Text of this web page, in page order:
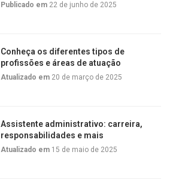
Publicado em 22 de junho de 2025
Conheça os diferentes tipos de
profissões e áreas de atuação
Atualizado em 20 de março de 2025
Assistente administrativo: carreira,
responsabilidades e mais
Atualizado em 15 de maio de 2025